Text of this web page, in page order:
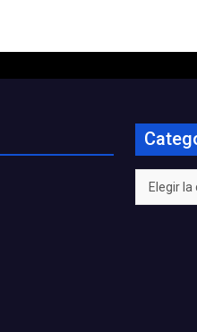
Categorías